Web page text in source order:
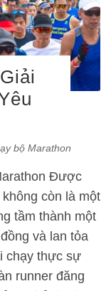
bộ Marathon
Được
còn là một
tầm thành một
và lan tỏa
chạy thực sự
runner đăng